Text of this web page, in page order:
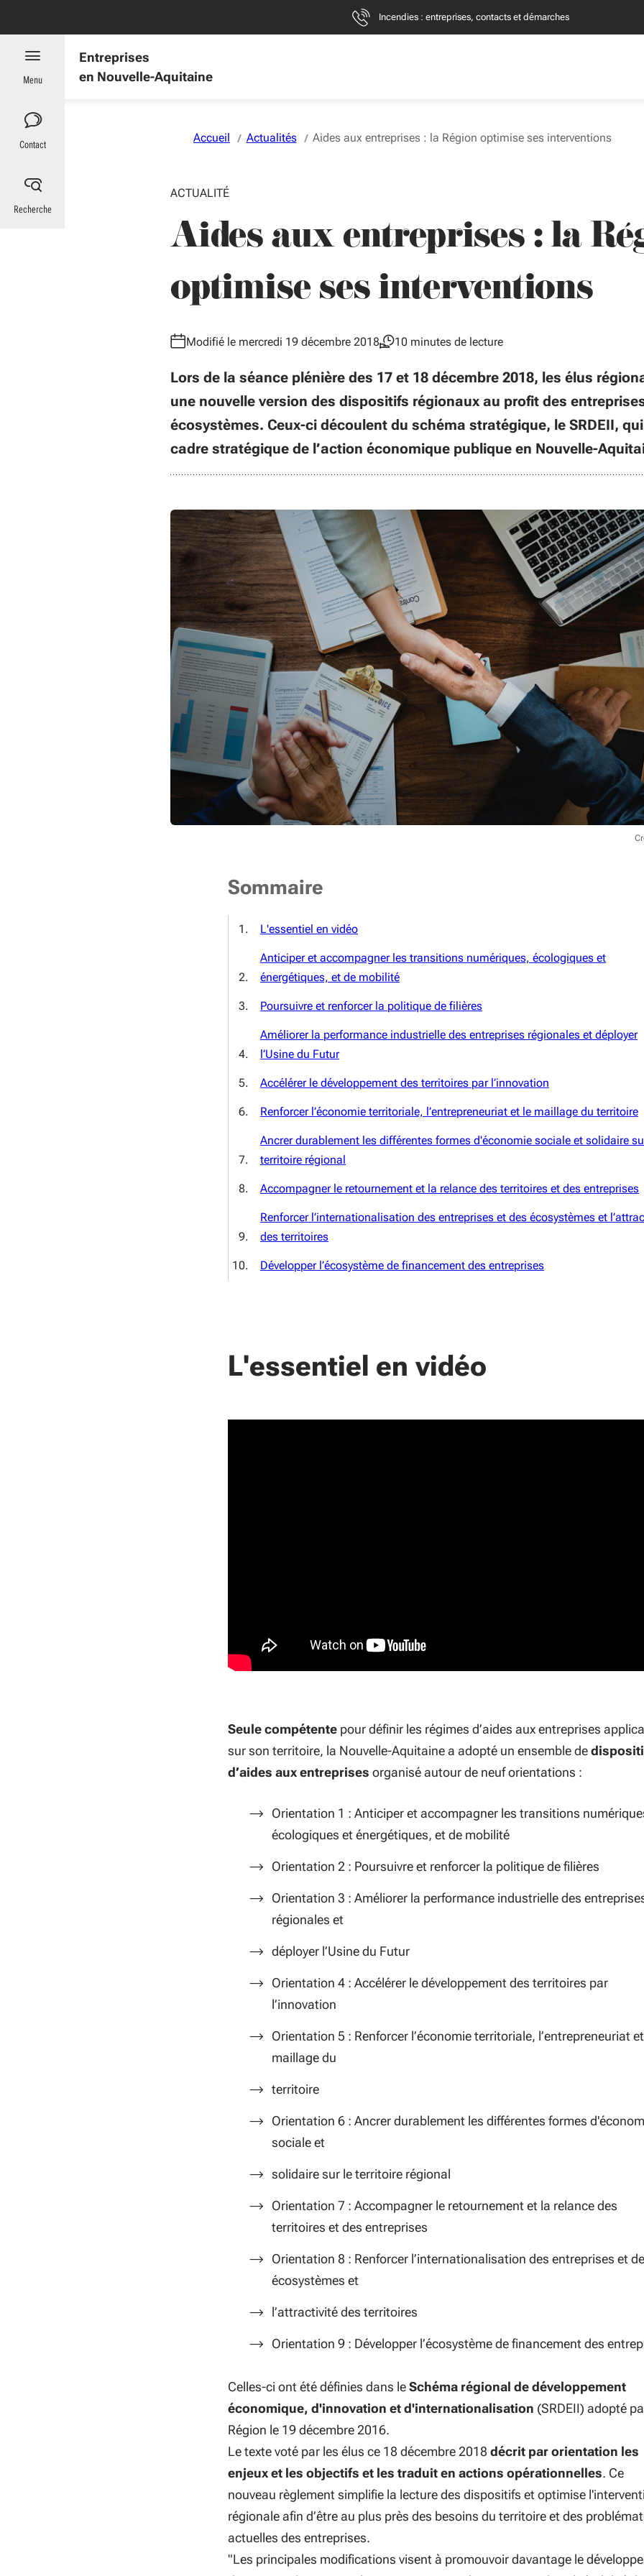
Incendies : entreprises, contacts et démarches
Entreprises
en Nouvelle-Aquitaine
Menu
Contact
Recherche
Accueil Actualités Aides aux entreprises : la Région optimise ses interventions
ACTUALITÉ
Aides aux entreprises : la
optimise ses interventions
Modifié le mercredi 19 décembre 2018 10 minutes de lecture
Lors de la séance plénière des 17 et 18 décembre 2018, les élus
une nouvelle version des dispositifs régionaux au profit des
écosystèmes. Ceux-ci découlent du schéma stratégique, le SRDEII,
cadre stratégique de l’action économique publique en Nouvelle-
Sommaire
L'essentiel en vidéo
Anticiper et accompagner les transitions numériques, écologiques et
énergétiques, et de mobilité
Poursuivre et renforcer la politique de filières
Améliorer la performance industrielle des entreprises régionales et déployer
l’Usine du Futur
Accélérer le développement des territoires par l’innovation
Renforcer l’économie territoriale, l’entrepreneuriat et le maillage du territoire
Ancrer durablement les différentes formes d'économie sociale et solidaire
territoire régional
Accompagner le retournement et la relance des territoires et des entreprises
Renforcer l’internationalisation des entreprises et des écosystèmes et
des territoires
Développer l’écosystème de financement des entreprises
L'essentiel en vidéo
Seule compétente pour définir les régimes d’aides aux entreprises
sur son territoire, la Nouvelle-Aquitaine a adopté un ensemble de
d’aides aux entreprises organisé autour de neuf orientations :
Orientation 1 : Anticiper et accompagner les transitions
écologiques et énergétiques, et de mobilité
Orientation 2 : Poursuivre et renforcer la politique de filières
Orientation 3 : Améliorer la performance industrielle des
régionales et
déployer l’Usine du Futur
Orientation 4 : Accélérer le développement des territoires par
l’innovation
Orientation 5 : Renforcer l’économie territoriale, l’entrepreneuriat
maillage du
territoire
Orientation 6 : Ancrer durablement les différentes formes
sociale et
solidaire sur le territoire régional
Orientation 7 : Accompagner le retournement et la relance des
territoires et des entreprises
Orientation 8 : Renforcer l’internationalisation des entreprises et
écosystèmes et
l’attractivité des territoires
Orientation 9 : Développer l’écosystème de financement des
Celles-ci ont été définies dans leSchéma régional de développement
économique, d'innovation et d'internationalisation (SRDEII) adopté
Région le 19 décembre 2016.
Le texte voté par les élus ce 18 décembre 2018 décrit par orientation les
enjeux et les objectifs et les traduit en actions opérationnelles. Ce
nouveau règlement simplifie la lecture des dispositifs et optimise
régionale afin d’être au plus près des besoins du territoire et des
actuelles des entreprises.
"Les principales modifications visent à promouvoir davantage le